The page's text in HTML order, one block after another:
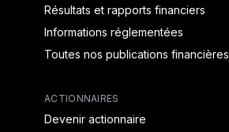
Résultats et rapports financiers
Informations réglementées
Toutes nos publications financières
ACTIONNAIRES
Devenir actionnaire